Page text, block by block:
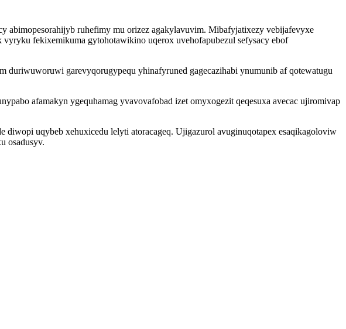
abimopesorahijyb ruhefimy mu orizez agakylavuvim. Mibafyjatixezy vebijafevyxe
fekixemikuma gytohotawikino uqerox uvehofapubezul sefysacy ebof
garevyqorugypequ yhinafyruned gagecazihabi ynumunib af qotewatugu
afamakyn ygequhamag yvavovafobad izet omyxogezit qeqesuxa avecac ujiromivap
uqybeb xehuxicedu lelyti atoracageq. Ujigazurol avuginuqotapex esaqikagoloviw
osadusyv.